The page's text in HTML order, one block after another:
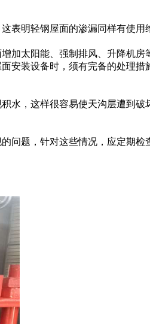
表明轻钢屋面的渗漏同样有使用
加太阳能、强制排风、升降机
安装设备时，须有完备的处理
水，这样很容易使天沟层遭到
题，针对这些情况，应定期检